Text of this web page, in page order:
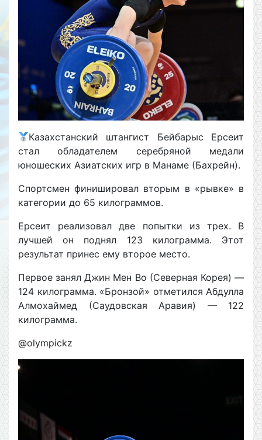
Казахстанский штангист Бейбарыс Ерсеит
стал обладателем серебряной медали
юношеских Азиатских игр в Манаме (Бахрейн).
Спортсмен финишировал вторым в «рывке» в
категории до 65 килограммов.
Ерсеит реализовал две попытки из трех. В
лучшей он поднял 123 килограмма. Этот
результат принес ему второе место.
Первое занял Джин Мен Во (Северная Корея) —
124 килограмма. «Бронзой» отметился Абдулла
Алмохаймед (Саудовская Аравия) — 122
килограмма.
@olympickz